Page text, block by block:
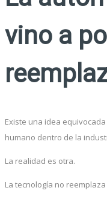
vino a
Existe una idea
humano dentro de la
La realidad es otra.
La tecnología no